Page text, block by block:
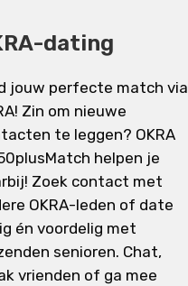
dating
jouw perfecte match via
Zin om nieuwe
te leggen? OKRA
helpen je
Zoek contact met
OKRA-leden of date
én voordelig met
senioren. Chat,
vrienden of ga mee